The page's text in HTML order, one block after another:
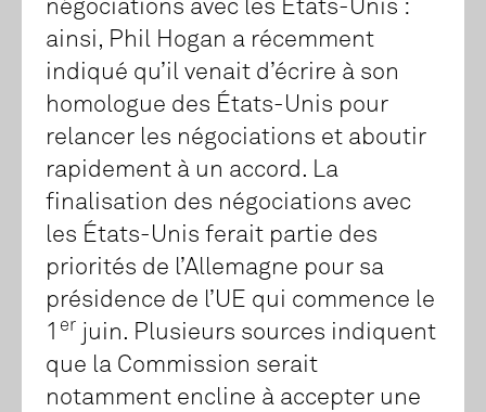
négociations avec les États-Unis :
ainsi, Phil Hogan a récemment
indiqué qu’il venait d’écrire à son
homologue des États-Unis pour
relancer les négociations et aboutir
rapidement à un accord. La
finalisation des négociations avec
les États-Unis ferait partie des
priorités de l’Allemagne pour sa
présidence de l’UE qui commence le
1 er juin. Plusieurs sources indiquent
que la Commission serait
notamment encline à accepter une